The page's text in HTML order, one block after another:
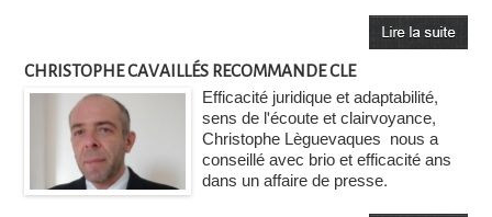
CHRISTOPHE CAVAILLÉS RECOMMANDE CLE
Efficacité juridique et adaptabilité,
sens de l'écoute et clairvoyance,
Christophe Lèguevaques nous a
conseillé avec brio et efficacité ans
dans un affaire de presse.